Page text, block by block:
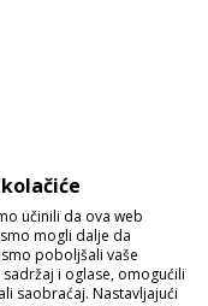
učinili da ova web
mogli dalje da
poboljšali vaše
i oglase, omogućili
saobraćaj. Nastavljajući